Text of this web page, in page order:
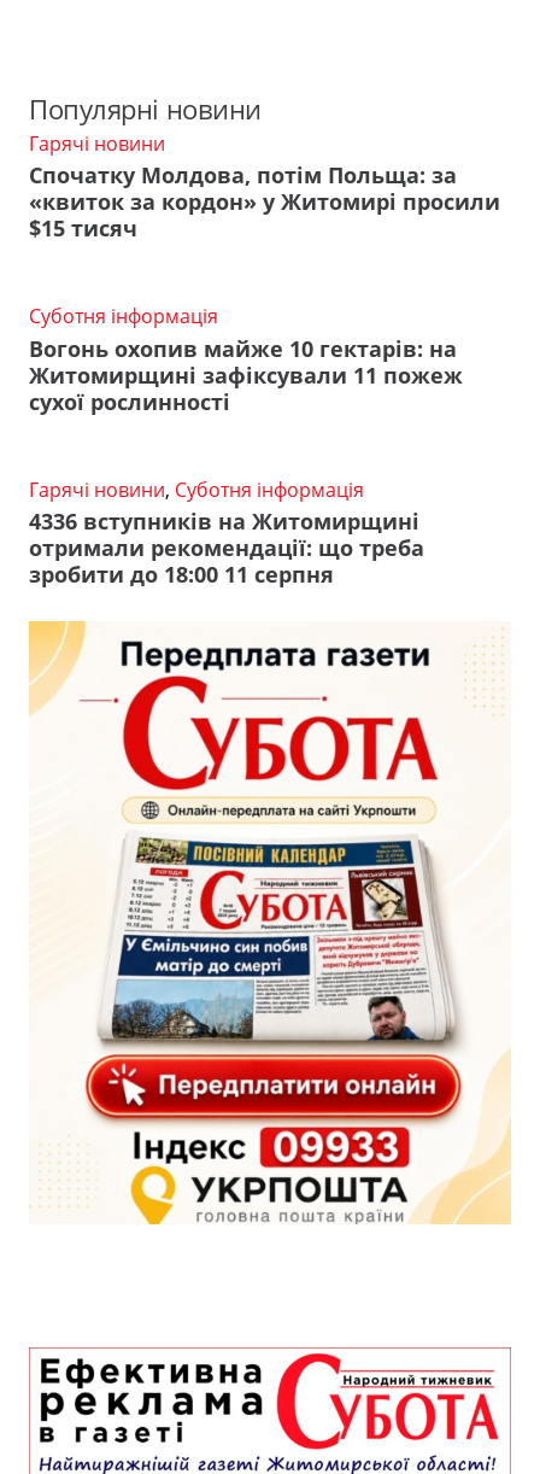
Популярні новини
Гарячі новини
Спочатку Молдова, потім Польща: за
«квиток за кордон» у Житомирі просили
$15 тисяч
Суботня інформація
Вогонь охопив майже 10 гектарів: на
Житомирщині зафіксували 11 пожеж
сухої рослинності
Гарячі новини, Суботня інформація
4336 вступників на Житомирщині
отримали рекомендації: що треба
зробити до 18:00 11 серпня